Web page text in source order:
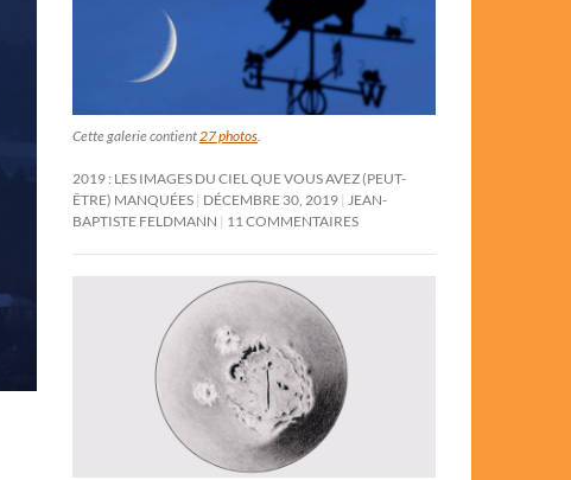
Cette galerie contient27 photos.
2019 : LES IMAGES DU CIEL QUE VOUS AVEZ (PEUT-
ÊTRE) MANQUÉES DÉCEMBRE 30, 2019 JEAN-
BAPTISTE FELDMANN
11 COMMENTAIRES